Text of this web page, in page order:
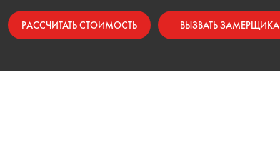
ВЫЗВАТЬ ЗАМЕРЩИКА
РАССЧИТАТЬ СТОИМОСТЬ